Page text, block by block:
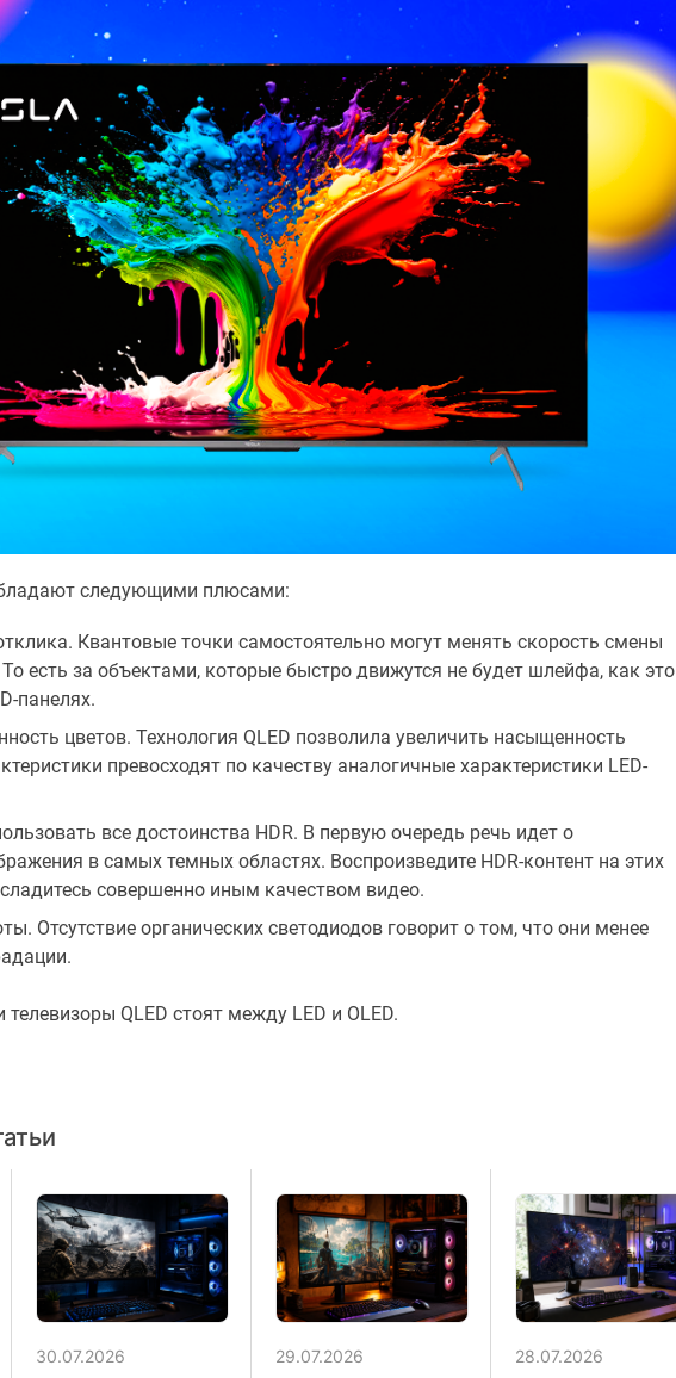
следующими плюсами:
Квантовые точки самостоятельно могут менять скорость смены
То есть за объектами, которые быстро движутся не будет шлейфа, как это
панелях.
цветов. Технология QLED позволила увеличить насыщенность
превосходят по качеству аналогичные характеристики LED-
все достоинства HDR. В первую очередь речь идет о
в самых темных областях. Воспроизведите HDR-контент на этих
совершенно иным качеством видео.
Отсутствие органических светодиодов говорит о том, что они менее
телевизоры QLED стоят между LED и OLED.
30.07.2026 29.07.2026 28.07.2026